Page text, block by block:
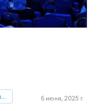
Магистерская программа «Международная торговая политика»
6 июня, 2025 г.